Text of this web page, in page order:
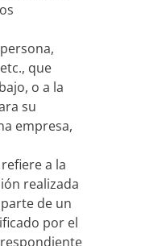
que
o a la
su
empresa,
a la
realizada
de un
por el